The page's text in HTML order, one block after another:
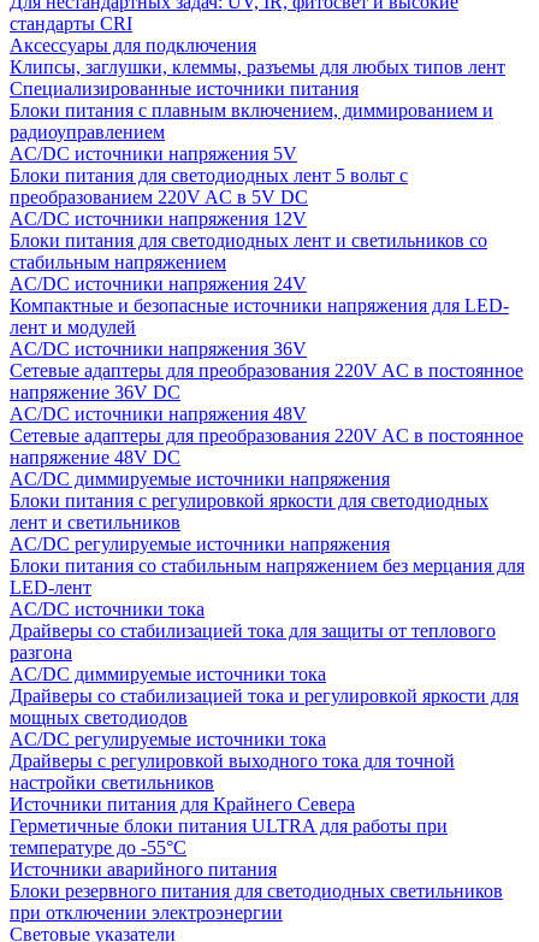
стандарты CRI
Аксессуары для подключения
Клипсы, заглушки, клеммы, разъемы для любых типов лент
Специализированные источники питания
Блоки питания с плавным включением, диммированием и
радиоуправлением
AC/DC источники напряжения 5V
Блоки питания для светодиодных лент 5 вольт с
преобразованием 220V AC в 5V DC
AC/DC источники напряжения 12V
Блоки питания для светодиодных лент и светильников со
стабильным напряжением
AC/DC источники напряжения 24V
Компактные и безопасные источники напряжения для LED-
лент и модулей
AC/DC источники напряжения 36V
Сетевые адаптеры для преобразования 220V AC в постоянное
напряжение 36V DC
AC/DC источники напряжения 48V
Сетевые адаптеры для преобразования 220V AC в постоянное
напряжение 48V DC
AC/DC диммируемые источники напряжения
Блоки питания с регулировкой яркости для светодиодных
лент и светильников
AC/DC регулируемые источники напряжения
Блоки питания со стабильным напряжением без мерцания для
LED-лент
AC/DC источники тока
Драйверы со стабилизацией тока для защиты от теплового
разгона
AC/DC диммируемые источники тока
Драйверы со стабилизацией тока и регулировкой яркости для
мощных светодиодов
AC/DC регулируемые источники тока
Драйверы с регулировкой выходного тока для точной
настройки светильников
Источники питания для Крайнего Севера
Герметичные блоки питания ULTRA для работы при
температуре до -55°C
Источники аварийного питания
Блоки резервного питания для светодиодных светильников
при отключении электроэнергии
Световые указатели